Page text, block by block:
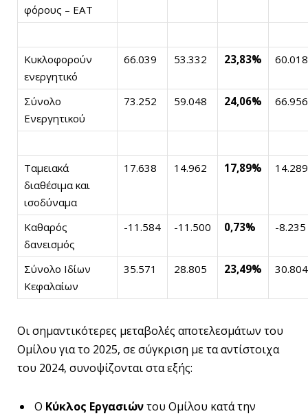
φόρους – EAT
Κυκλοφορούν
ενεργητικό
66.039 53.332 23,83% 60.018
Σύνολο
Ενεργητικού
73.252 59.048 24,06% 66.956
Ταμειακά
διαθέσιμα και
ισοδύναμα
17.638 14.962 17,89% 14.289
Καθαρός
δανεισμός
-11.584 -11.500 0,73% -8.235
Σύνολο Ιδίων
Κεφαλαίων
35.571 28.805 23,49% 30.804
Οι σημαντικότερες μεταβολές αποτελεσμάτων του
Ομίλου για το 2025, σε σύγκριση με τα αντίστοιχα
του 2024, συνοψίζονται στα εξής:
Ο Κύκλος Εργασιώντου Ομίλου κατά την